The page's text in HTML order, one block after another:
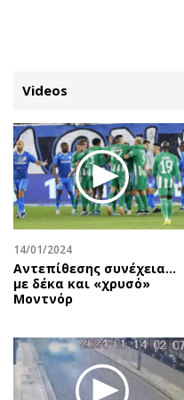
ΚΑΤΗΓΟΡΙΕΣ
Κύπρος
Παιδεία
Υγεία
Πολιτική
Βουλευτικές 2026
Προεδρικές 2023
Δημοσκοπήσεις
Διπλωματία
Videos
14/01/2024
Αντεπίθεσης συνέχεια…
με δέκα και «χρυσό»
Μοντνόρ